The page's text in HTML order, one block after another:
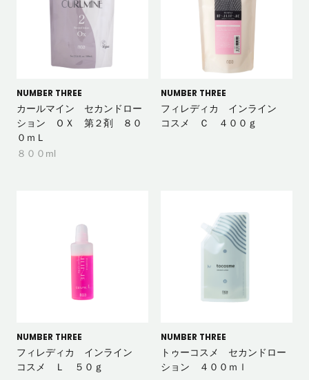
NUMBER THREE
カールマイン セカンドロー
ション ＯＸ 第２剤 ８０
０ｍＬ
８００ml
NUMBER THREE
フィレディカ インライン
コスメ Ｃ ４００ｇ
NUMBER THREE
フィレディカ インライン
コスメ Ｌ ５０ｇ
NUMBER THREE
トゥーコスメ セカンドロー
ション ４００ｍｌ